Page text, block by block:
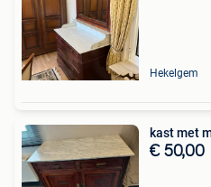
Hekelgem
kast met
€ 50,00